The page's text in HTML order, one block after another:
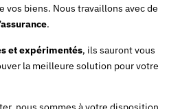
vos biens. Nous travaillons avec de
.
et expérimentés, ils sauront vous
la meilleure solution pour votre